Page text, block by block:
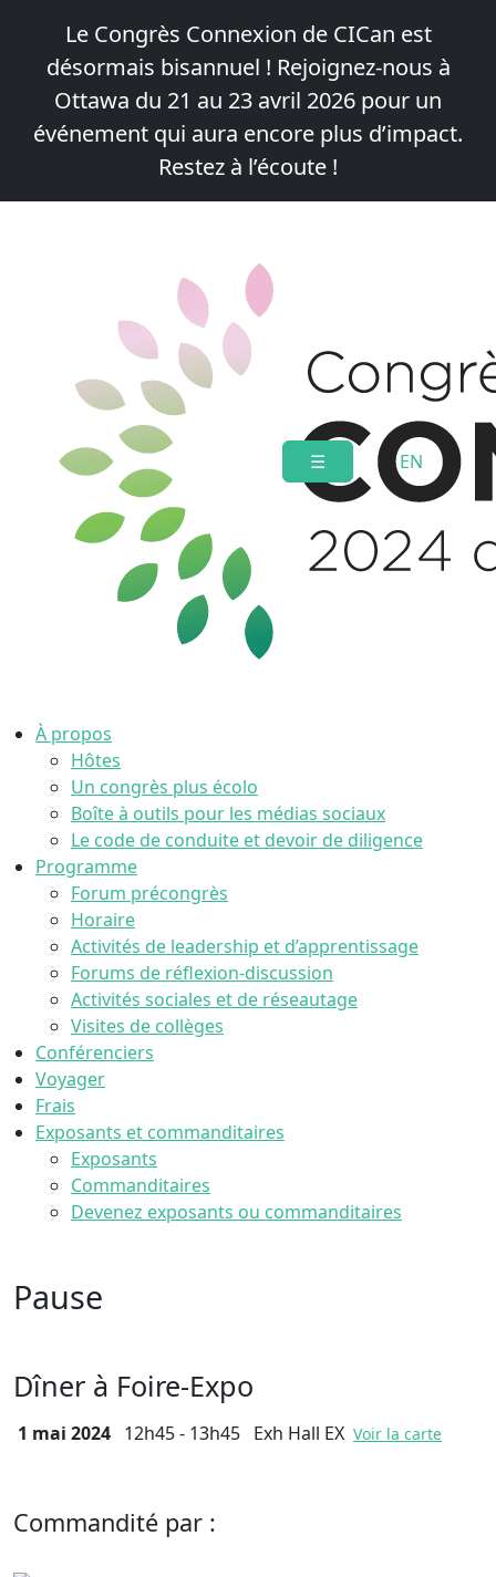
Le Congrès Connexion de CICan est
désormais bisannuel ! Rejoignez-nous à
Ottawa du 21 au 23 avril 2026 pour un
événement qui aura encore plus d’impact.
Restez à l’écoute !
☰ EN
À propos
Hôtes
Un congrès plus écolo
Boîte à outils pour les médias sociaux
Le code de conduite et devoir de diligence
Programme
Forum précongrès
Horaire
Activités de leadership et d’apprentissage
Forums de réflexion-discussion
Activités sociales et de réseautage
Visites de collèges
Conférenciers
Voyager
Frais
Exposants et commanditaires
Exposants
Commanditaires
Devenez exposants ou commanditaires
Pause
Dîner à Foire-Expo
1 mai 2024 12h45 - 13h45 Exh Hall EX Voir la carte
Commandité par :